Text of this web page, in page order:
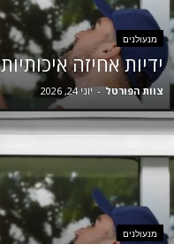
מנעולנים
ידיות אחיזה איכותיות
צוות הפורטל - יוני 24, 2026
מנעולנים